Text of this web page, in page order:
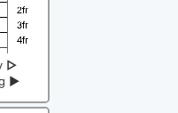
▷
▶